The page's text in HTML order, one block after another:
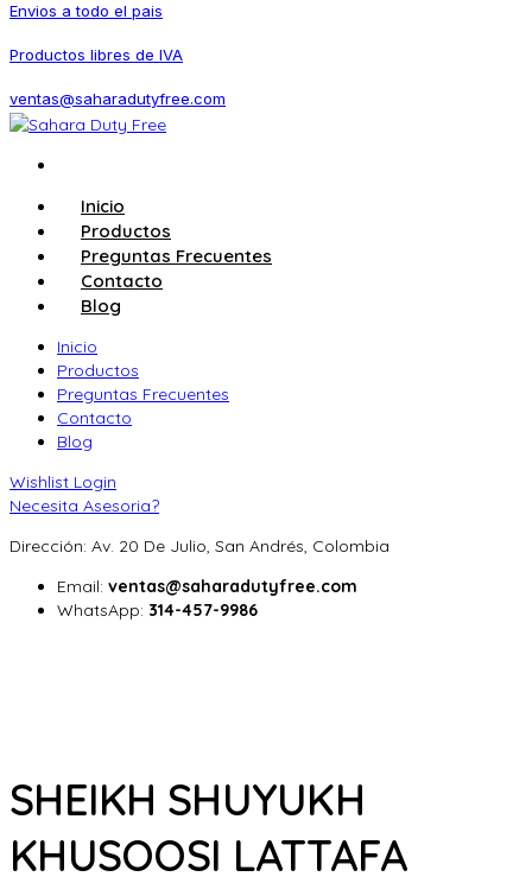
Envios a todo el pais
Productos libres de IVA
ventas@saharadutyfree.com
Inicio
Productos
Preguntas Frecuentes
Contacto
Blog
Inicio
Productos
Preguntas Frecuentes
Contacto
Blog
Wishlist Login
Necesita Asesoria?
Dirección: Av. 20 De Julio, San Andrés, Colombia
Email: ventas@saharadutyfree.com
WhatsApp: 314-457-9986
SHEIKH SHUYUKH
KHUSOOSI LATTAFA